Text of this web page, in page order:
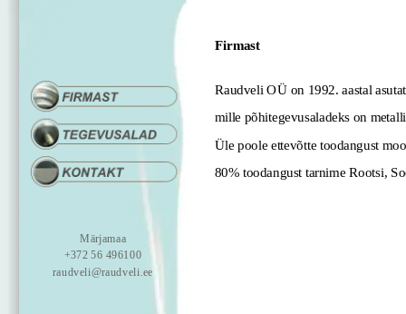
Märjamaa
+372 56 496100
raudveli@raudveli.ee
Firmast
Raudveli OÜ on 1992. aastal
mille põhitegevusaladeks on
Üle poole ettevõtte toodangust
80% toodangust tarnime Rootsi,